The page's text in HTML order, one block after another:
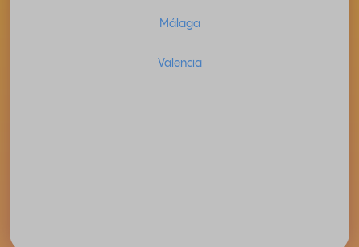
Málaga
Valencia